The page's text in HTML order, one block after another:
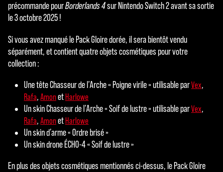
précommande pourBorderlands 4sur Nintendo Switch 2 avant sa sortie
le 3 octobre 2025 !
Si vous avez manqué le Pack Gloire dorée, il sera bientôt vendu
séparément, et contient quatre objets cosmétiques pour votre
collection :
Une tête Chasseur de l’Arche « Poigne virile » utilisable parVex,
Rafa, AmonetHarlowe
Un skin Chasseur de l’Arche « Soif de lustre » utilisable parVex,
Rafa, AmonetHarlowe
Un skin d’arme « Ordre brisé »
Un skin drone ÉCHO-4 « Soif de lustre »
En plus des objets cosmétiques mentionnés ci-dessus, le Pack Gloire